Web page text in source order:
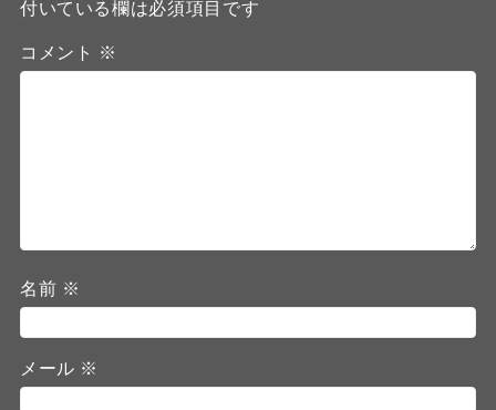
付いている欄は必須項目です
コメント ※
名前 ※
メール ※